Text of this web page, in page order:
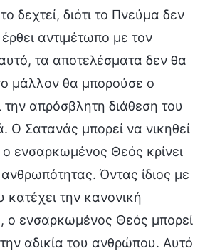
δεχτεί, διότι το Πνεύμα δεν
αντιμέτωπο με τον
τα αποτελέσματα δεν θα
μάλλον θα μπορούσε ο
απρόσβλητη διάθεση του
Ο Σατανάς μπορεί να νικηθεί
ενσαρκωμένος Θεός κρίνει
Όντας ίδιος με
την κανονική
ο ενσαρκωμένος Θεός μπορεί
αδικία του ανθρώπου. Αυτό